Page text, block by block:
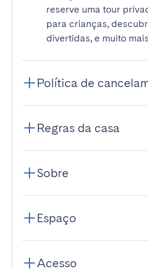
reserve uma tour
para crianças,
divertidas, e muito
Política de
Regras da casa
Sobre
Espaço
Acesso